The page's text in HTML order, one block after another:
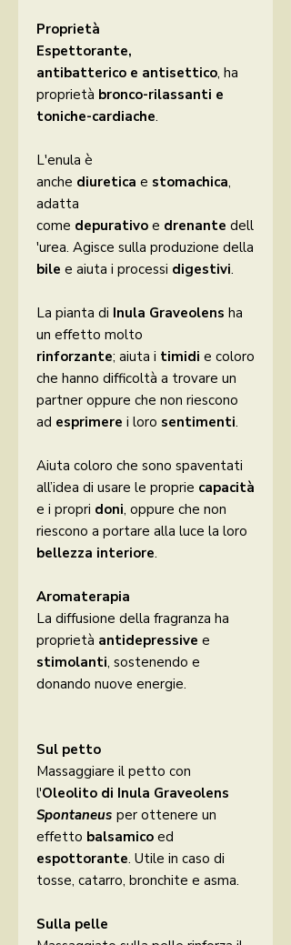
Proprietà
Espettorante,
antibatterico e antisettico, ha
proprietà bronco-rilassanti e
toniche-cardiache.
L'enula è
anche diuretica e stomachica,
adatta
come depurativo e drenante dell
'urea. Agisce sulla produzione della
bile e aiuta i processi digestivi.
La pianta di Inula Graveolens ha
un effetto molto
rinforzante; aiuta i timidi e coloro
che hanno difficoltà a trovare un
partner oppure che non riescono
ad esprimere i loro sentimenti.
Aiuta coloro che sono spaventati
all’idea di usare le proprie capacità
e i propri doni, oppure che non
riescono a portare alla luce la loro
bellezza interiore.
Aromaterapia
La diffusione della fragranza ha
proprietà antidepressive e
stimolanti, sostenendo e
donando nuove energie.
Sul petto
Massaggiare il petto con
l'Oleolito di Inula Graveolens
Spontaneus per ottenere un
effetto balsamico ed
espottorante. Utile in caso di
tosse, catarro, bronchite e asma.
Sulla pelle